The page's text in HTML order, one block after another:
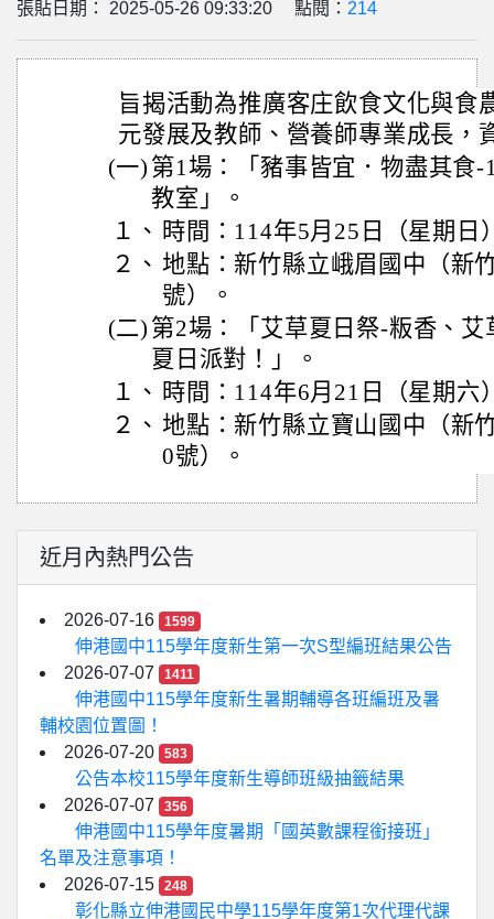
張貼日期： 2025-05-26 09:33:20 點閱： 214
旨揭活動為推廣客庄飲食文化與食
元發展及教師、營養師專業成長，
(一) 第1場：「豬事皆宜．物盡其食
教室」。
１、 時間：114年5月25日（星期日
２、 地點：新竹縣立峨眉國中（新
號）。
(二) 第2場：「艾草夏日祭-粄香、
夏日派對！」。
１、 時間：114年6月21日（星期六
２、 地點：新竹縣立寶山國中（新
0號）。
近月內熱門公告
2026-07-16 1599
伸港國中115學年度新生第一次S型編班結果公告
2026-07-07
1411
伸港國中115學年度新生暑期輔導各班編班及暑
輔校園位置圖！
2026-07-20
583
公告本校115學年度新生導師班級抽籤結果
2026-07-07
356
伸港國中115學年度暑期「國英數課程銜接班」
名單及注意事項！
2026-07-15
248
彰化縣立伸港國民中學115學年度第1次代理代課